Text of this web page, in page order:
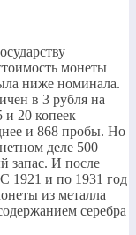
монеты
ниже номинала.
в 3 рубля на
и 20 копеек
и 868 пробы. Но
деле 500
запас. И после
1921 и по 1931 год
из металла
серебра